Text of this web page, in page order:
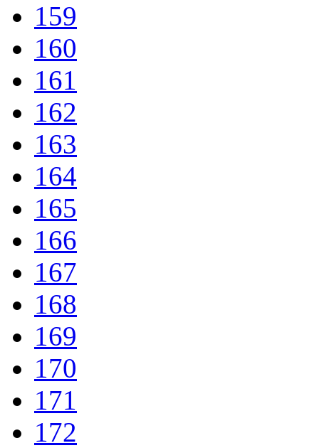
159
160
161
162
163
164
165
166
167
168
169
170
171
172